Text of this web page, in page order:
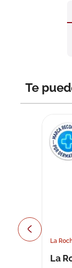
Te
La
La